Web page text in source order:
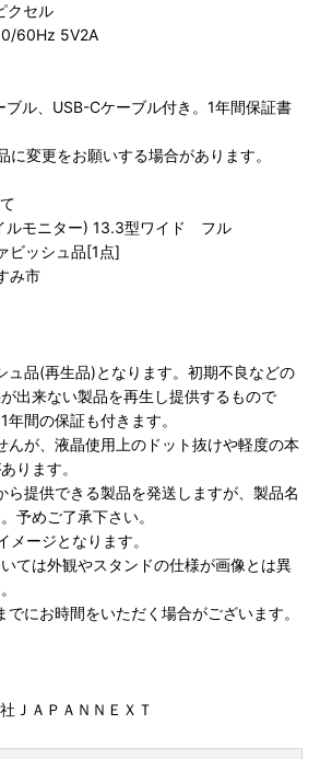
クセル
60Hz 5V2A
ル、USB-Cケーブル付き。1年間保証書
変更をお願いする場合があります。
ルモニター) 13.3型ワイド フル
ビッシュ品[1点]
み市
ュ品(再生品)となります。初期不良などの
出来ない製品を再生し提供するもので
間の保証も付きます。
んが、液晶使用上のドット抜けや軽度の本
ります。
ら提供できる製品を発送しますが、製品名
予めご了承下さい。
ージとなります。
ては外観やスタンドの仕様が画像とは異
にお時間をいただく場合がございます。
ＪＡＰＡＮＮＥＸＴ